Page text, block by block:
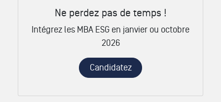
Ne perdez pas de temps !
Intégrez les MBA ESG en janvier ou octobre
2026
Candidatez